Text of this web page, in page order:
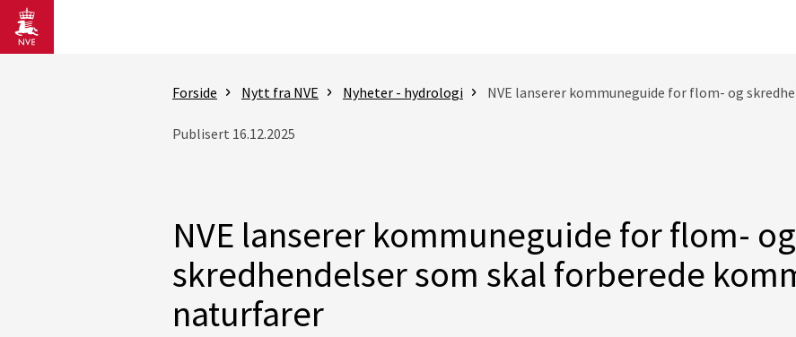
Gå til hovedinnhold
Forside Nytt fra NVE Nyheter - hydrologi NVE lanserer kommuneguide for flom- og skredhendelser
Publisert 16.12.2025
NVE lanserer kommuneguide for flom- og
skredhendelser som skal forberede
naturfarer